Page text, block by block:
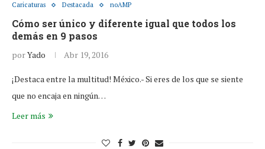
Caricaturas Destacada noAMP
Cómo ser único y diferente igual que todos los
demás en 9 pasos
porYado Abr 19, 2016
¡Destaca entre la multitud! México.- Si eres de los que se siente
que no encaja en ningún…
Leer más